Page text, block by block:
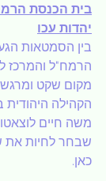
בית הכנסת
יהדות עכו
בין הסמטאות
הרמח"ל והמרכז
מקום שקט
הקהילה היהודית
משה חיים
שבחר לחיות את
כאן.